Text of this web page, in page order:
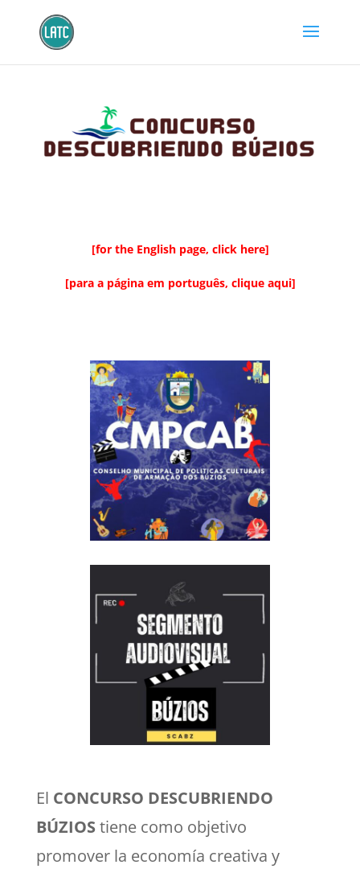
[for the English page, click here]
[para a página em português, clique aqui]
El CONCURSO DESCUBRIENDO
BÚZIOStiene como objetivo
promover la economía creativa y